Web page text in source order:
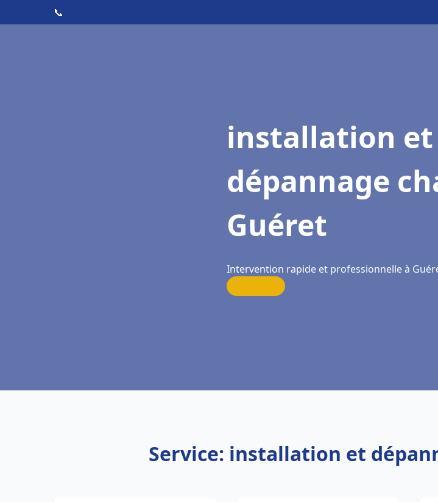
📞
installation et
dépannage
Guéret
Intervention rapide et professionnelle à
Service: installation et